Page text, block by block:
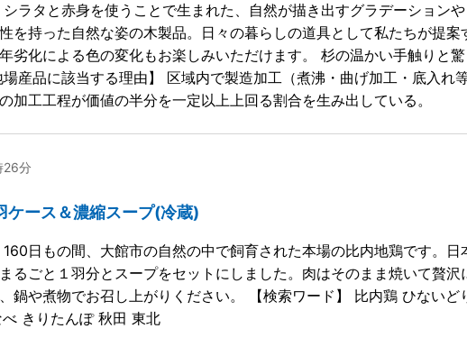
ラタと赤身を使うことで生まれた、自然が描き出すグラデーション
を持った自然な姿の木製品。日々の暮らしの道具として私たちが提案
劣化による色の変化もお楽しみいただけます。 杉の温かい手触りと
産品に該当する理由】 区域内で製造加工（煮沸・曲げ加工・底入れ
加工工程が価値の半分を一定以上上回る割合を生み出している。
26分
ース＆濃縮スープ(冷蔵)
160日もの間、大館市の自然の中で飼育された本場の比内地鶏です。
るごと１羽分とスープをセットにしました。肉はそのまま焼いて贅
鍋や煮物でお召し上がりください。 【検索ワード】 比内鶏 ひないど
きりたんぽ 秋田 東北